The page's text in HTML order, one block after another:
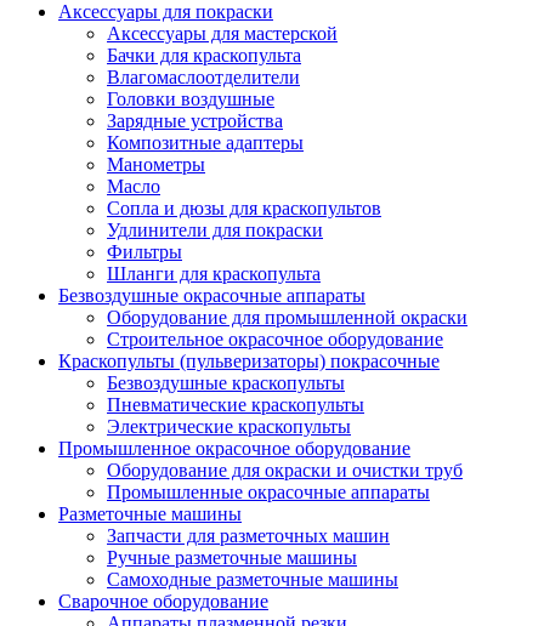
Аксессуары для покраски
Аксессуары для мастерской
Бачки для краскопульта
Влагомаслоотделители
Головки воздушные
Зарядные устройства
Композитные адаптеры
Манометры
Масло
Сопла и дюзы для краскопультов
Удлинители для покраски
Фильтры
Шланги для краскопульта
Безвоздушные окрасочные аппараты
Оборудование для промышленной окраски
Строительное окрасочное оборудование
Краскопульты (пульверизаторы) покрасочные
Безвоздушные краскопульты
Пневматические краскопульты
Электрические краскопульты
Промышленное окрасочное оборудование
Оборудование для окраски и очистки труб
Промышленные окрасочные аппараты
Разметочные машины
Запчасти для разметочных машин
Ручные разметочные машины
Самоходные разметочные машины
Сварочное оборудование